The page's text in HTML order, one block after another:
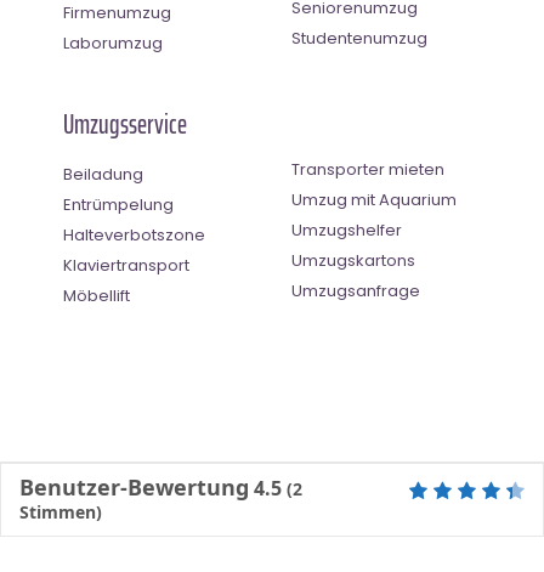
Firmenumzug
Laborumzug
Seniorenumzug
Studentenumzug
Umzugsservice
Beiladung
Entrümpelung
Halteverbotszone
Klaviertransport
Möbellift
Transporter mieten
Umzug mit Aquarium
Umzugshelfer
Umzugskartons
Umzugsanfrage
Benutzer-Bewertung 4.5 (2
Stimmen)